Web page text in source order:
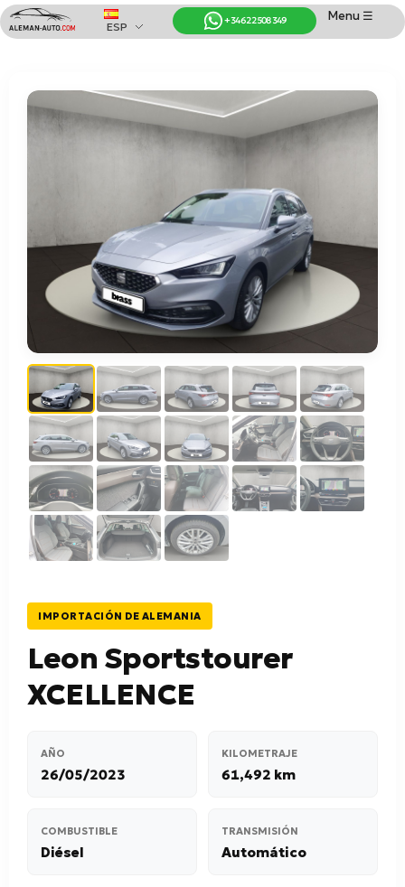
Coches de Alemania
Importación de Coches de Alemania
Menu ☰
+34 622 508 349
ESP
IMPORTACIÓN DE ALEMANIA
Leon Sportstourer
XCELLENCE
AÑO
26/05/2023
KILOMETRAJE
61,492 km
COMBUSTIBLE
Diésel
TRANSMISIÓN
Automático